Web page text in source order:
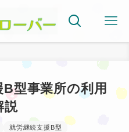
型事業所の利用
説
就労継続支援B型